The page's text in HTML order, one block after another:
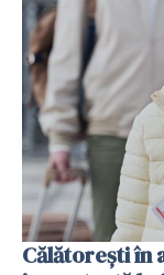
Călătorești în